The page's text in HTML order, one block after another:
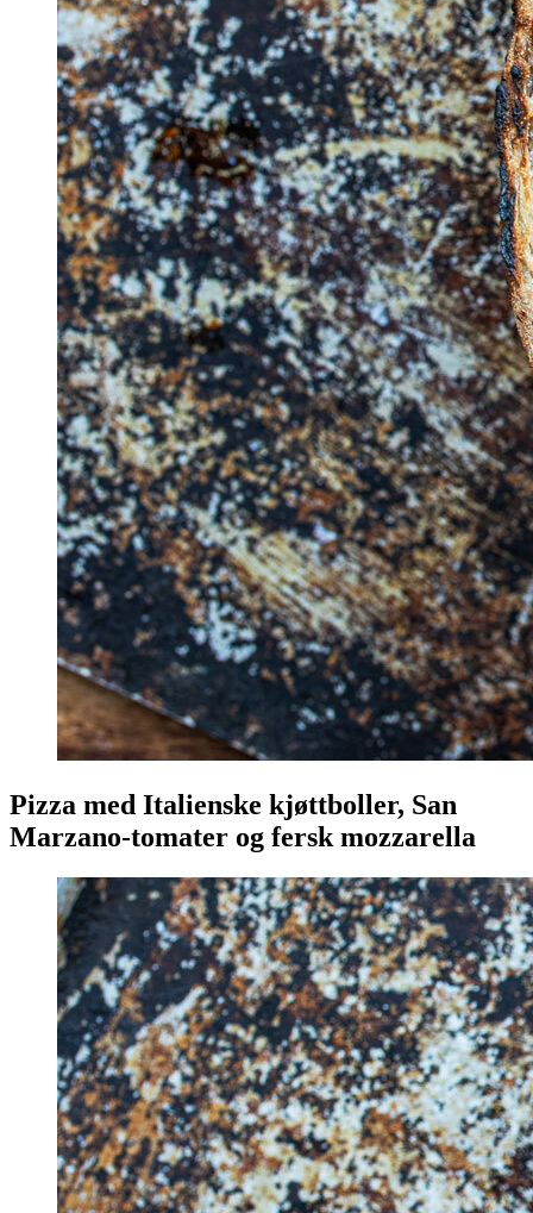
Pizza med Italienske kjøttboller, San
Marzano-tomater og fersk mozzarella